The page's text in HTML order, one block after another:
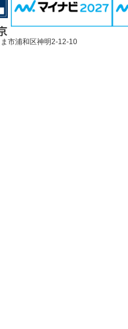
市浦和区神明2-12-10